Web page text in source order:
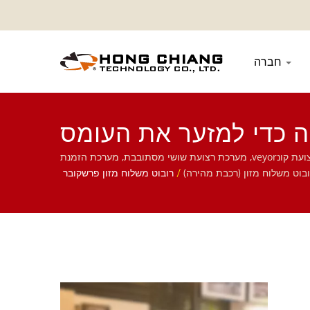
כדי למזער את העומס
אוכל | הונג צ'יאנג
רובוט משלוח מזון עם מסילה כפולה| אנו מתמקדים במערכת אוטומטית למסעדות, כולל רובוט משלוח מזון, מערכת רכבת מהירה, מערכת רצועת קונveyor, מערכת רצועת שושי מסתובבת, מערכת הזמנת
משלוח מזון (רכבת מהירה) / רובוט משלוח מזון פרשקובר